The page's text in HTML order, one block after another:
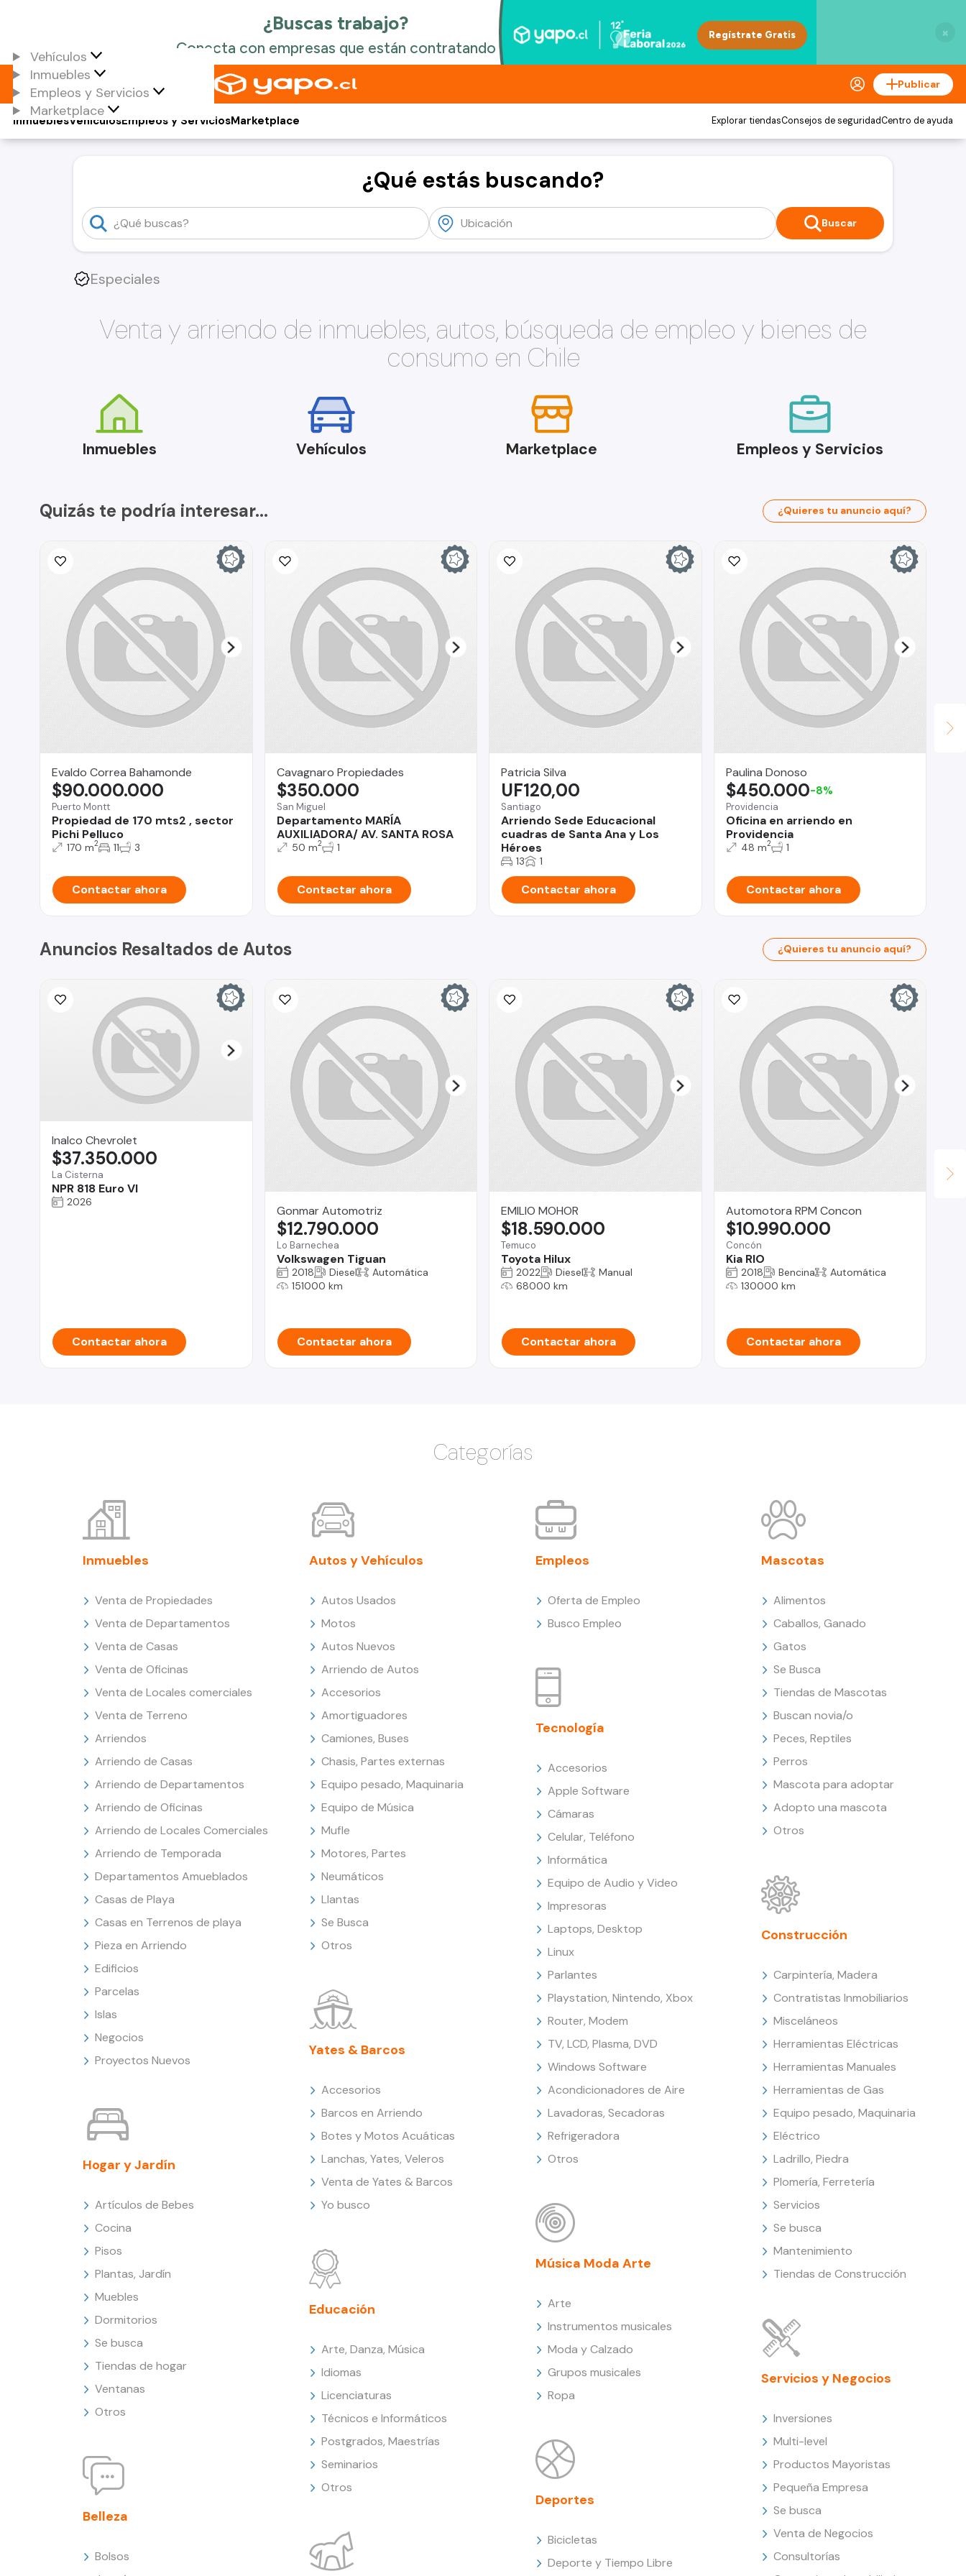
×
Vehículos
Inmuebles
Empleos y Servicios
Marketplace
Publicar
Vehículos
Inmuebles Empleos y ServiciosMarketplace Explorar tiendasConsejos de seguridadCentro de ayuda
¿Qué estás buscando?
Buscar
Especiales
Venta y arriendo de inmuebles, autos, búsqueda de empleo y bienes de
consumo en Chile
Inmuebles Vehículos Marketplace Empleos y Servicios
Quizás te podría interesar... ¿Quieres tu anuncio aquí?
Evaldo Correa Bahamonde
Puerto Montt
Propiedad de 170 mts2 , sector
Pichi Pelluco
$90.000.000
170 m2 11 3
Contactar ahora
Cavagnaro Propiedades
San Miguel
Departamento MARÍA
AUXILIADORA/ AV. SANTA ROSA
$350.000
50 m2 1
Contactar ahora
Patricia Silva
Santiago
Arriendo Sede Educacional
cuadras de Santa Ana y Los
Héroes
UF120,00
13 1
Contactar ahora
Paulina Donoso
Providencia
Oficina en arriendo en
Providencia
$450.000-8%
48 m2 1
Contactar ahora
Anuncios Resaltados de Autos ¿Quieres tu anuncio aquí?
Inalco Chevrolet
La Cisterna
NPR 818 Euro VI
$37.350.000
2026
Contactar ahora
Gonmar Automotriz
Lo Barnechea
Volkswagen Tiguan
$12.790.000
2018 Diesel
Automática
151000 km
Contactar ahora
EMILIO MOHOR
Temuco
Toyota Hilux
$18.590.000
2022 Diesel
Manual
68000 km
Contactar ahora
Automotora RPM Concon
Concón
Kia RIO
$10.990.000
2018 Bencina
Automática
130000 km
Contactar ahora
Categorías
Inmuebles
Venta de Propiedades
Venta de Departamentos
Venta de Casas
Venta de Oficinas
Venta de Locales comerciales
Venta de Terreno
Arriendos
Arriendo de Casas
Arriendo de Departamentos
Arriendo de Oficinas
Arriendo de Locales Comerciales
Arriendo de Temporada
Departamentos Amueblados
Casas de Playa
Casas en Terrenos de playa
Pieza en Arriendo
Edificios
Parcelas
Islas
Negocios
Proyectos Nuevos
Hogar y Jardín
Artículos de Bebes
Cocina
Pisos
Plantas, Jardín
Muebles
Dormitorios
Se busca
Tiendas de hogar
Ventanas
Otros
Belleza
Bolsos
Autos y Vehículos
Autos Usados
Motos
Autos Nuevos
Arriendo de Autos
Accesorios
Amortiguadores
Camiones, Buses
Chasis, Partes externas
Equipo pesado, Maquinaria
Equipo de Música
Mufle
Motores, Partes
Neumáticos
Llantas
Se Busca
Otros
Yates & Barcos
Accesorios
Barcos en Arriendo
Botes y Motos Acuáticas
Lanchas, Yates, Veleros
Venta de Yates & Barcos
Yo busco
Educación
Arte, Danza, Música
Idiomas
Licenciaturas
Técnicos e Informáticos
Postgrados, Maestrías
Seminarios
Otros
Empleos
Oferta de Empleo
Busco Empleo
Tecnología
Accesorios
Apple Software
Cámaras
Celular, Teléfono
Informática
Equipo de Audio y Video
Impresoras
Laptops, Desktop
Linux
Parlantes
Playstation, Nintendo, Xbox
Router, Modem
TV, LCD, Plasma, DVD
Windows Software
Acondicionadores de Aire
Lavadoras, Secadoras
Refrigeradora
Otros
Música Moda Arte
Arte
Instrumentos musicales
Moda y Calzado
Grupos musicales
Ropa
Deportes
Bicicletas
Deporte y Tiempo Libre
Mascotas
Alimentos
Caballos, Ganado
Gatos
Se Busca
Tiendas de Mascotas
Buscan novia/o
Peces, Reptiles
Perros
Mascota para adoptar
Adopto una mascota
Otros
Construcción
Carpintería, Madera
Contratistas Inmobiliarios
Misceláneos
Herramientas Eléctricas
Herramientas Manuales
Herramientas de Gas
Equipo pesado, Maquinaria
Eléctrico
Ladrillo, Piedra
Plomería, Ferretería
Servicios
Se busca
Mantenimiento
Tiendas de Construcción
Servicios y Negocios
Inversiones
Multi-level
Productos Mayoristas
Pequeña Empresa
Se busca
Venta de Negocios
Consultorías